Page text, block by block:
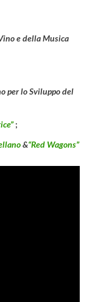
e della Musica
per lo Sviluppo del
;
&“Red Wagons”